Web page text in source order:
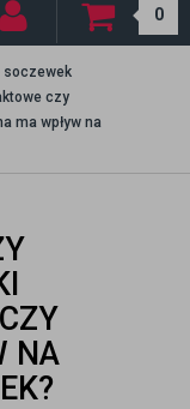
0
soczewek
czy
ma wpływ na
NA